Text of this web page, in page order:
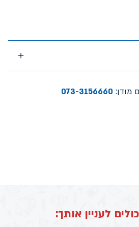
מודן: 073-3156660
לעניין אותך: